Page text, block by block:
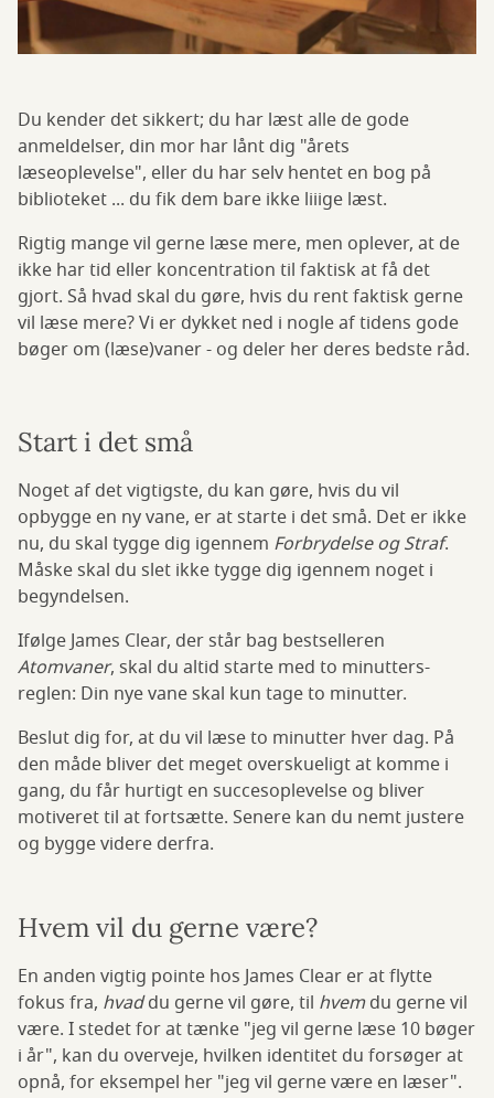
Du kender det sikkert; du har læst alle de gode
anmeldelser, din mor har lånt dig "årets
læseoplevelse", eller du har selv hentet en bog på
biblioteket ... du fik dem bare ikke liiige læst.
Rigtig mange vil gerne læse mere, men oplever, at de
ikke har tid eller koncentration til faktisk at få det
gjort. Så hvad skal du gøre, hvis du rent faktisk gerne
vil læse mere? Vi er dykket ned i nogle af tidens gode
bøger om (læse)vaner - og deler her deres bedste råd.
Start i det små
Noget af det vigtigste, du kan gøre, hvis du vil
opbygge en ny vane, er at starte i det små. Det er ikke
nu, du skal tygge dig igennem Forbrydelse og Straf.
Måske skal du slet ikke tygge dig igennem noget i
begyndelsen.
Ifølge James Clear, der står bag bestselleren
Atomvaner, skal du altid starte med to minutters-
reglen: Din nye vane skal kun tage to minutter.
Beslut dig for, at du vil læse to minutter hver dag. På
den måde bliver det meget overskueligt at komme i
gang, du får hurtigt en succesoplevelse og bliver
motiveret til at fortsætte. Senere kan du nemt justere
og bygge videre derfra.
Hvem vil du gerne være?
En anden vigtig pointe hos James Clear er at flytte
fokus fra, hvaddu gerne vil gøre, til hvemdu gerne vil
være. I stedet for at tænke "jeg vil gerne læse 10 bøger
i år", kan du overveje, hvilken identitet du forsøger at
opnå, for eksempel her "jeg vil gerne være en læser".